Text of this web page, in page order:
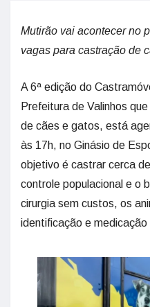
Mutirão vai acontecer no
vagas para castração de
A 6ª edição do
Prefeitura de Valinhos
de cães e gatos, está
às 17h, no Ginásio de
objetivo é castrar cerca
controle populacional e o
cirurgia sem custos, os
identificação e